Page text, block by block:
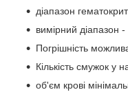
діапазон
вимірний діапазон
Погрішність
Кількість смужок у
об'єм крові